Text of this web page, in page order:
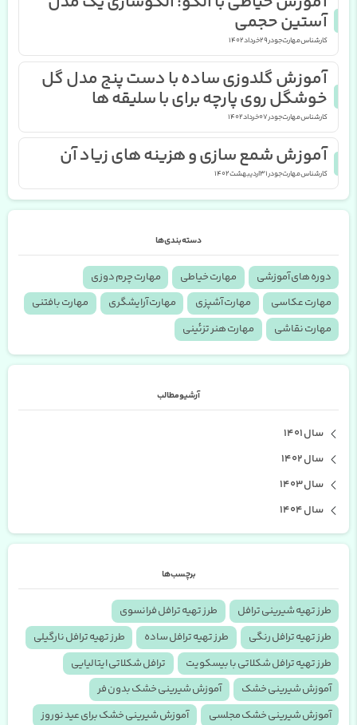
آستین حجمی
کارشناس مهارت جو در29 خرداد 1402
آموزش گلدوزی ساده با دست پنج مدل گل
خوشگل روی پارچه برای با سلیقه ها
کارشناس مهارت جو در07 خرداد 1402
آموزش شمع سازی و هزینه های زیاد آن
کارشناس مهارت جو در31 اردیبهشت 1402
دسته بندی ها
دوره های آموزشی مهارت خیاطی
مهارت چرم دوزی
مهارت عکاسی
مهارت آشپزی مهارت آرایشگری
مهارت بافتنی
مهارت نقاشی
مهارت هنر تزئینی
آرشیو مطالب
سال 1401
سال 1402
سال 1403
سال 1404
برچسب ها
طرز تهیه شیرینی ترافل
طرز تهیه ترافل فرانسوی
طرز تهیه ترافل رنگی
طرز تهیه ترافل ساده
طرز تهیه ترافل نارگیلی
طرز تهیه ترافل شکلاتی با بیسکویت
ترافل شکلاتی ایتالیایی
آموزش شیرینی خشک
آموزش شیرینی خشک بدون فر
آموزش شیرینی خشک مجلسی
آموزش شیرینی خشک برای عید نوروز